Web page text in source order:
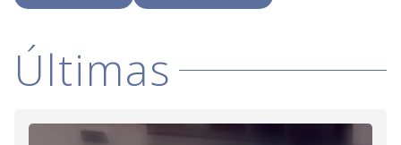
e
o
Últimas